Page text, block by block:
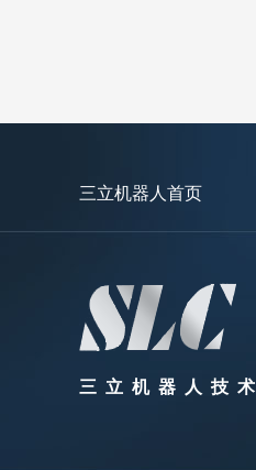
三立机器人首页
三立机器人技术